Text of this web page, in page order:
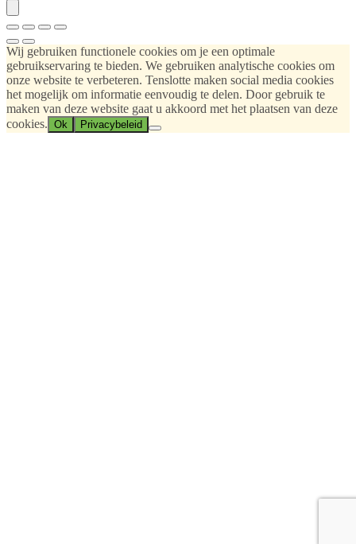
Wij gebruiken functionele cookies om je een optimale
gebruikservaring te bieden. We gebruiken analytische cookies om
onze website te verbeteren. Tenslotte maken social media cookies
het mogelijk om informatie eenvoudig te delen. Door gebruik te
maken van deze website gaat u akkoord met het plaatsen van deze
cookies. Ok Privacybeleid